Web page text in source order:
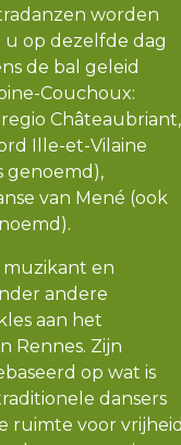
worden
op dezelfde dag
de bal geleid
Couchoux:
Châteaubriant,
Ille-et-Vilaine
genoemd),
van Mené (ook
en
andere
aan het
Rennes. Zijn
op wat is
dansers
ruimte voor vrijheid